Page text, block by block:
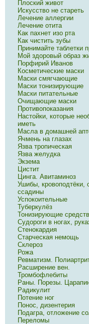
Плоский живот
Искусство не стареть
Лечение аллергии
Лечение отита
Как пахнет изо рта
Как чистить зубы
Принимайте таблетки
Мой здоровый образ
Порфирий Иванов
Косметические маски
Маски смягчающие
Маски тонизирующие
Маски питательные
Очищающие маски
Противопоказания
Настойки, которые
иметь
Масла в домашней
Ячмень на глазах
Язва тропическая
Язва желудка
Экзема
Цистит
Цинга. Авитаминоз
Ушибы, кровоподтёки,
ссадины
Успокоительные
Туберкулёз
Тонизирующие
Судороги в ногах,
Стенокардия
Старческая немощь
Склероз
Рожа
Ревматизм.
Расширение вен.
Тромбофлебиты
Раны. Порезы.
Радикулит
Потение ног
Понос, дизентерия
Подагра, отложение
Переломы